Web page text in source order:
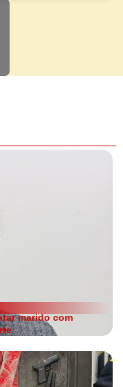
marido com